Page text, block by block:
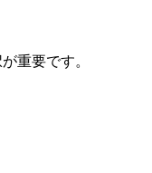
重要です。